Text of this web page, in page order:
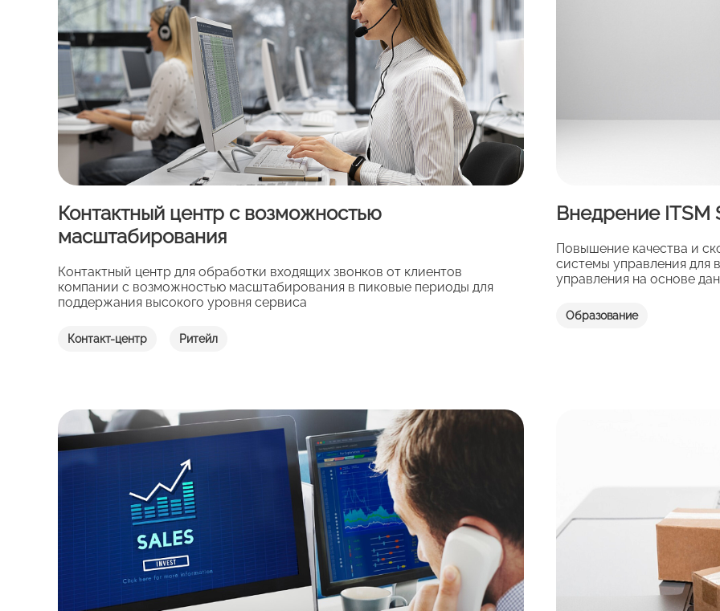
Контактный центр с возможностью
масштабирования
Контактный центр для обработки входящих звонков от клиентов
компании с возможностью масштабирования в пиковые периоды для
поддержания высокого уровня сервиса
Контакт-центр Ритейл
Внедрение ITSM
Повышение качества и
системы управления для
управления на основе
Образование